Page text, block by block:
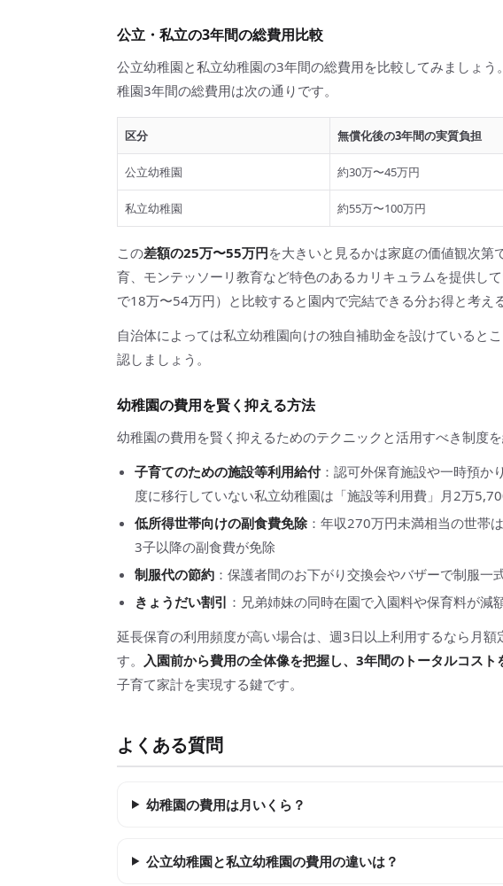
公立・私立の3年間の総費用比較
公立幼稚園と私立幼稚園の3年間の総費用を比較してみましょ
稚園3年間の総費用は次の通りです。
区分 無償化後の3年間の実質負担
公立幼稚園 約30万〜45万円
私立幼稚園 約55万〜100万円
この差額の25万〜55万円を大きいと見るかは家庭の価値観次
育、モンテッソーリ教育など特色のあるカリキュラムを提供し
で18万〜54万円）と比較すると園内で完結できる分お得と考え
自治体によっては私立幼稚園向けの独自補助金を設けていると
認しましょう。
幼稚園の費用を賢く抑える方法
幼稚園の費用を賢く抑えるためのテクニックと活用すべき制度を
子育てのための施設等利用給付：認可外保育施設や一時預か
度に移行していない私立幼稚園は「施設等利用費」月2万
低所得世帯向けの副食費免除 ：年収270万円未満相当の世帯
3子以降の副食費が免除
制服代の節約 ：保護者間のお下がり交換会やバザーで制服一
きょうだい割引 ：兄弟姉妹の同時在園で入園料や保育料が減
延長保育の利用頻度が高い場合は、週3日以上利用するなら月
す。 入園前から費用の全体像を把握し、3年間のトータルコスト
子育て家計を実現する鍵です。
よくある質問
幼稚園の費用は月いくら？
公立幼稚園と私立幼稚園の費用の違いは？